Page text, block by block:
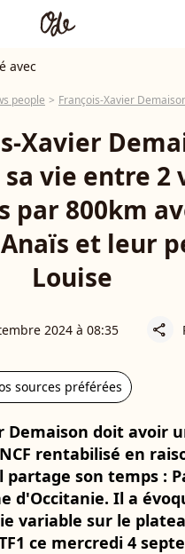
avec
people François-Xavier
Xavier
vie entre 2
par 800km
et leur
Louise
2024 à 08:35 share
sources préférées
Demaison doit avoir
rentabilisé en
partage son temps :
d'Occitanie. Il a
variable sur le
ce mercredi 4